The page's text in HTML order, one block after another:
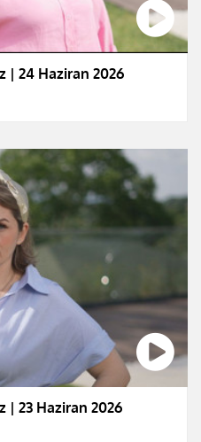
| 24 Haziran 2026
| 23 Haziran 2026